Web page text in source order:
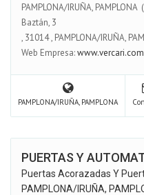
PAMPLONA/IRUÑA,
Baztán, 3
, 31014, PAMPLONA/IRUÑA,
Web Empresa:www.vercari.com
PAMPLONA/IRUÑA, PAMPLONA
PUERTAS Y
Puertas Acorazadas Y
PAMPLONA/IRUÑA,